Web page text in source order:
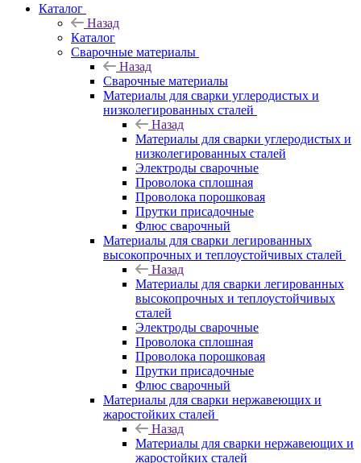
Каталог
Назад
Каталог
Сварочные материалы
Назад
Сварочные материалы
Материалы для сварки углеродистых и
низколегированных сталей
Назад
Материалы для сварки углеродистых и
низколегированных сталей
Электроды сварочные
Проволока сплошная
Проволока порошковая
Прутки присадочные
Флюс сварочный
Материалы для сварки легированных
высокопрочных и теплоустойчивых сталей
Назад
Материалы для сварки легированных
высокопрочных и теплоустойчивых
сталей
Электроды сварочные
Проволока сплошная
Проволока порошковая
Прутки присадочные
Флюс сварочный
Материалы для сварки нержавеющих и
жаростойких сталей
Назад
Материалы для сварки нержавеющих и
жаростойких сталей